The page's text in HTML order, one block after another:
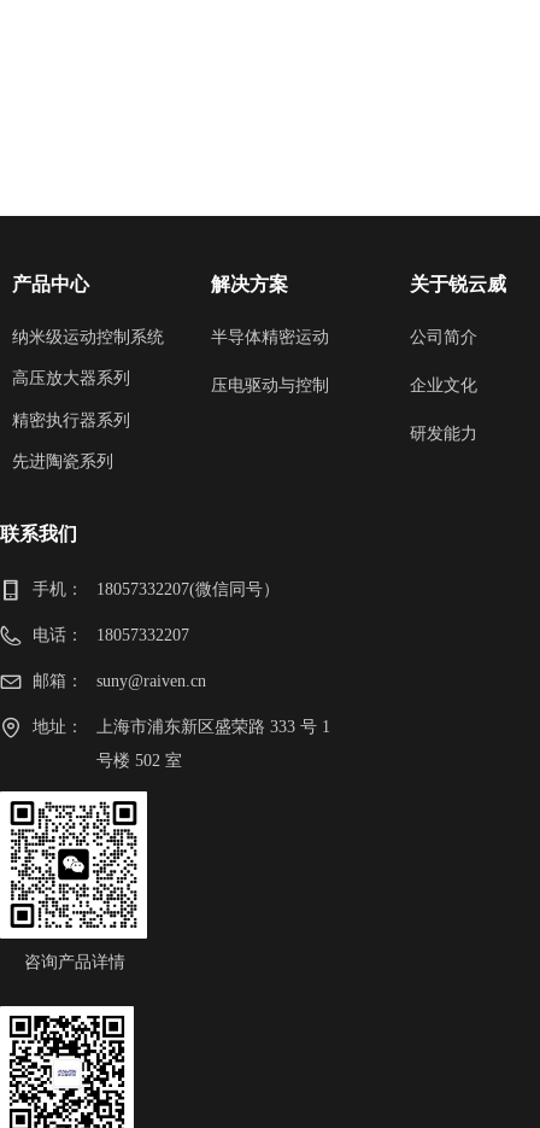
产品中心
纳米级运动控制系统
高压放大器系列
精密执行器系列
先进陶瓷系列
解决方案
半导体精密运动
压电驱动与控制
关于锐云威
公司简介
企业文化
研发能力
联系我们
手机： 18057332207(微信同号）
电话： 18057332207
邮箱： suny@raiven.cn
地址：
上海市浦东新区盛荣路 333 号 1
号楼 502 室
咨询产品详情